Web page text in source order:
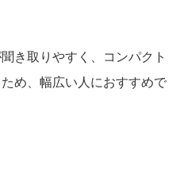
き取りやすく、コンパクト
め、幅広い人におすすめで